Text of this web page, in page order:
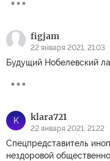
figjam
22 января 2021, 21:03
Будущий Нобелевский
K klara721
22 января 2021, 21:22
Спецпредставитель
нездоровой